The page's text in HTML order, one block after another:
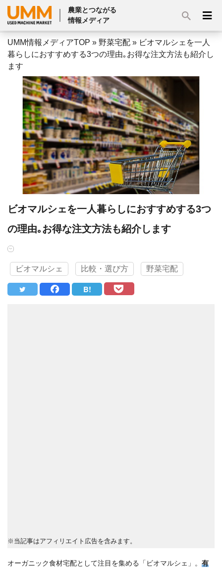
農業とつながる
情報メディア
UMM情報メディアTOP » 野菜宅配 » ビオマルシェを一人
暮らしにおすすめする3つの理由｡お得な注文方法も紹介し
ます
ビオマルシェを一人暮らしにおすすめする3つ
の理由｡お得な注文方法も紹介します
ビオマルシェ 比較・選び方 野菜宅配
B!
※当記事はアフィリエイト広告を含みます。
オーガニック食材宅配として注目を集める「ビオマルシェ」。 有